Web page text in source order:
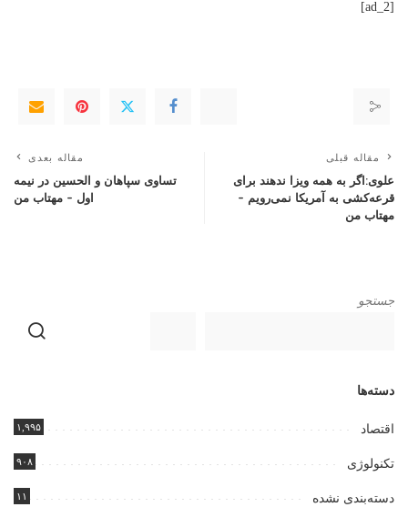
[ad_2]
مقاله قبلی
علوی:اگر به همه ویزا ندهند برای
قرعه‌کشی به آمریکا نمی‌رویم –
مهتاب من
مقاله بعدی
تساوی سپاهان و الحسین در نیمه
اول – مهتاب من
جستجو
دسته‌ها
اقتصاد ۱,۹۹۵
تکنولوژی ۹۰۸
دسته‌بندی نشده ۱۱